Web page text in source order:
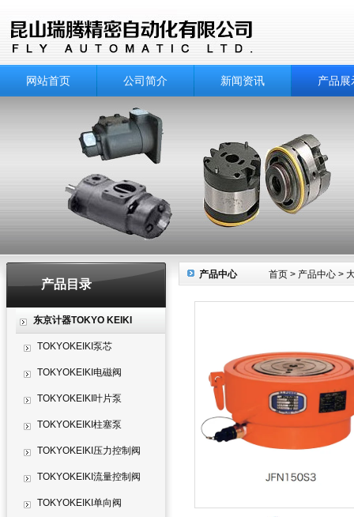
网站首页 公司简介 新闻资讯 产品展
产品目录
东京计器TOKYO KEIKI
TOKYOKEIKI泵芯
TOKYOKEIKI电磁阀
TOKYOKEIKI叶片泵
TOKYOKEIKI柱塞泵
TOKYOKEIKI压力控制阀
TOKYOKEIKI流量控制阀
TOKYOKEIKI单向阀
首页 > 产品中心 >
产品中心